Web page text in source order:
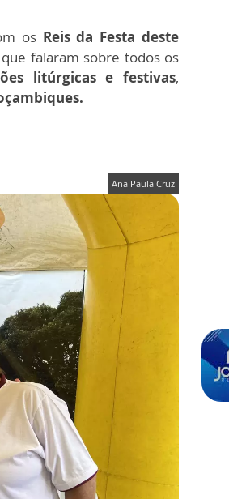
os Reis da Festa deste
que falaram sobre todos os
litúrgicas e festivas,
Ana Paula Cruz